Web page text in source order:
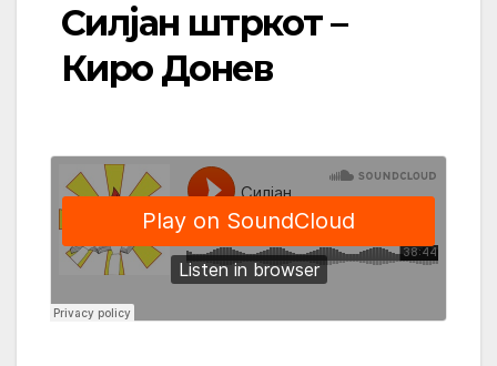
Силјан штркот –
Киро Донев